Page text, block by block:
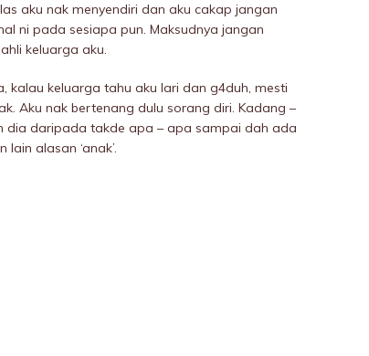
aku nak menyendiri dan aku cakap jangan
ni pada sesiapa pun. Maksudnya jangan
keluarga aku.
kalau keluarga tahu aku lari dan g4duh, mesti
Aku nak bertenang dulu sorang diri. Kadang –
dia daripada takde apa – apa sampai dah ada
alasan ‘anak’.